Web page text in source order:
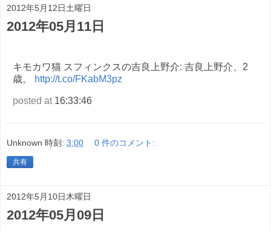
2012年5月12日土曜日
2012年05月11日
キモカワ猫 スフィンクスの吉良上野介: 吉良上野介、2
歳。
http://t.co/FKabM3pz
posted at16:33:46
Unknown 時刻: 3:00 0 件のコメント:
共有
2012年5月10日木曜日
2012年05月09日